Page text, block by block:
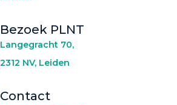
Bezoek PLNT
Langegracht 70,
2312 NV, Leiden
Contact